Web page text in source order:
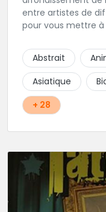
entre artistes de
pour vous mettre
Abstrait
Asiatique
+ 28